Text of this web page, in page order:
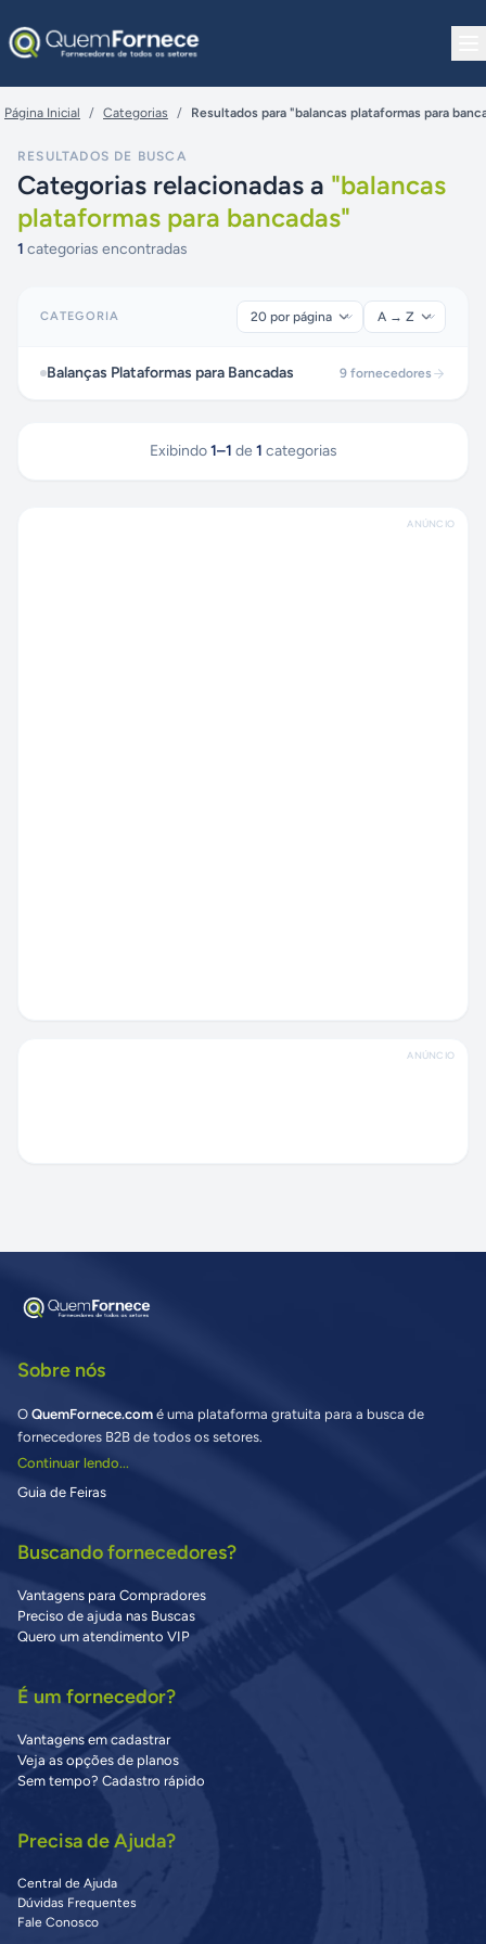
Página Inicial / Categorias / Resultados para "balancas plataformas para
RESULTADOS DE BUSCA
Categorias relacionadas a "balancas
plataformas para bancadas"
1 categorias encontradas
CATEGORIA
Balanças Plataformas para Bancadas 9 fornecedores
Exibindo 1–1 de 1 categorias
ANÚNCIO
ANÚNCIO
Sobre nós
O QuemFornece.com é uma plataforma gratuita para a busca de
fornecedores B2B de todos os setores.
Continuar lendo...
Guia de Feiras
Buscando fornecedores?
Vantagens para Compradores
Preciso de ajuda nas Buscas
Quero um atendimento VIP
É um fornecedor?
Vantagens em cadastrar
Veja as opções de planos
Sem tempo? Cadastro rápido
Precisa de Ajuda?
Central de Ajuda
Dúvidas Frequentes
Fale Conosco